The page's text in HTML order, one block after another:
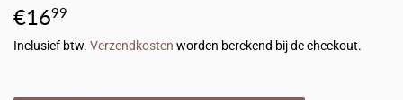
€1699
Inclusief btw. Verzendkosten worden berekend bij de checkout.